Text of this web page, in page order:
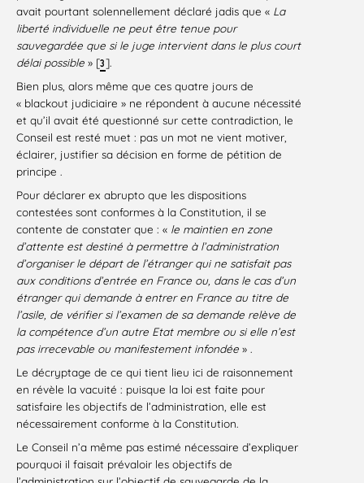
avait pourtant solennellement déclaré jadis que « La
liberté individuelle ne peut être tenue pour
sauvegardée que si le juge intervient dans le plus court
délai possible » [3].
Bien plus, alors même que ces quatre jours de
« blackout judiciaire » ne répondent à aucune nécessité
et qu’il avait été questionné sur cette contradiction, le
Conseil est resté muet : pas un mot ne vient motiver,
éclairer, justifier sa décision en forme de pétition de
principe .
Pour déclarer ex abrupto que les dispositions
contestées sont conformes à la Constitution, il se
contente de constater que : « le maintien en zone
d’attente est destiné à permettre à l’administration
d’organiser le départ de l’étranger qui ne satisfait pas
aux conditions d’entrée en France ou, dans le cas d’un
étranger qui demande à entrer en France au titre de
l’asile, de vérifier si l’examen de sa demande relève de
la compétence d’un autre Etat membre ou si elle n’est
pas irrecevable ou manifestement infondée » .
Le décryptage de ce qui tient lieu ici de raisonnement
en révèle la vacuité : puisque la loi est faite pour
satisfaire les objectifs de l’administration, elle est
nécessairement conforme à la Constitution.
Le Conseil n’a même pas estimé nécessaire d’expliquer
pourquoi il faisait prévaloir les objectifs de